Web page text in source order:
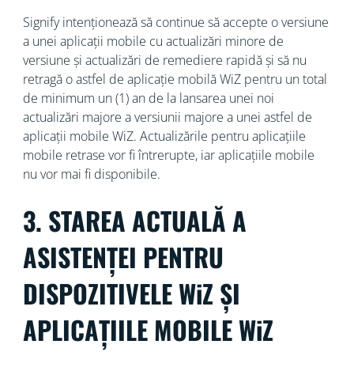
Signify intenționează să continue să accepte o versiune
a unei aplicații mobile cu actualizări minore de
versiune și actualizări de remediere rapidă și să nu
retragă o astfel de aplicație mobilă WiZ pentru un total
de minimum un (1) an de la lansarea unei noi
actualizări majore a versiunii majore a unei astfel de
aplicații mobile WiZ. Actualizările pentru aplicațiile
mobile retrase vor fi întrerupte, iar aplicațiile mobile
nu vor mai fi disponibile.
3. STAREA ACTUALĂ A
ASISTENȚEI PENTRU
DISPOZITIVELE WiZ ȘI
APLICAȚIILE MOBILE WiZ